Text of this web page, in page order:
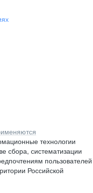
технологии
сбора, систематизации
пользователей
Российской